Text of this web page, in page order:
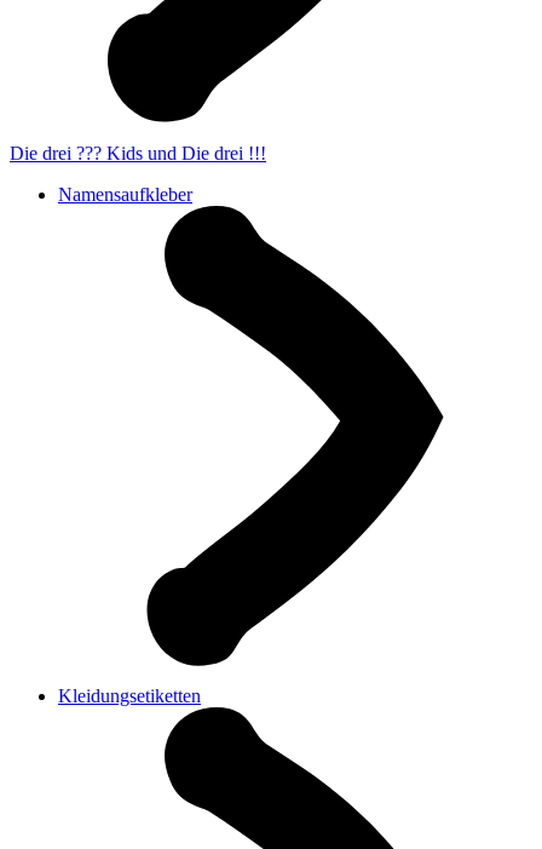
Die drei ??? Kids und Die drei !!!
Namensaufkleber
Kleidungsetiketten